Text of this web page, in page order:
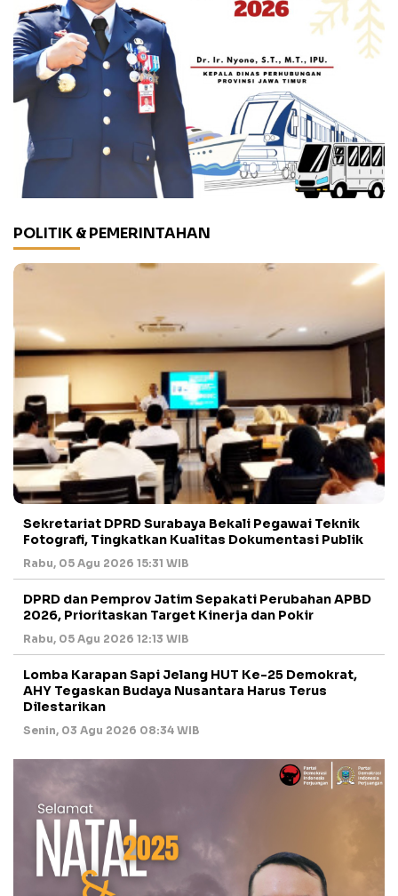
POLITIK & PEMERINTAHAN
Sekretariat DPRD Surabaya Bekali Pegawai Teknik
Fotografi, Tingkatkan Kualitas Dokumentasi Publik
Rabu, 05 Agu 2026 15:31 WIB
DPRD dan Pemprov Jatim Sepakati Perubahan APBD
2026, Prioritaskan Target Kinerja dan Pokir
Rabu, 05 Agu 2026 12:13 WIB
Lomba Karapan Sapi Jelang HUT Ke-25 Demokrat,
AHY Tegaskan Budaya Nusantara Harus Terus
Dilestarikan
Senin, 03 Agu 2026 08:34 WIB